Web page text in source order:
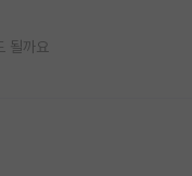
될까요